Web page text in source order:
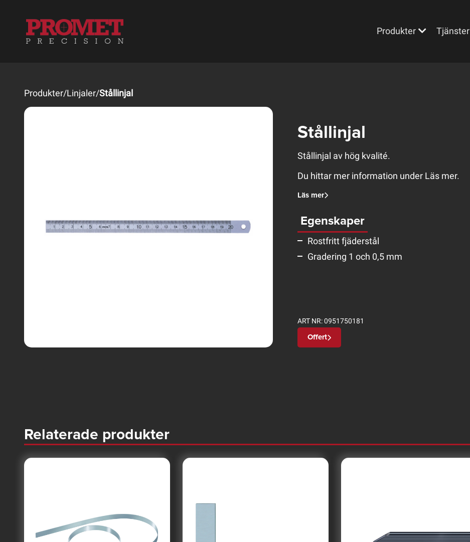
Produkter Tjänster
Produkter/Linjaler/Stållinjal
Stållinjal
Stållinjal av hög kvalité.
Du hittar mer information under Läs mer.
Läs mer
Egenskaper
Rostfritt fjäderstål
Gradering 1 och 0,5 mm
ART NR:0951750181
Offert
Relaterade produkter